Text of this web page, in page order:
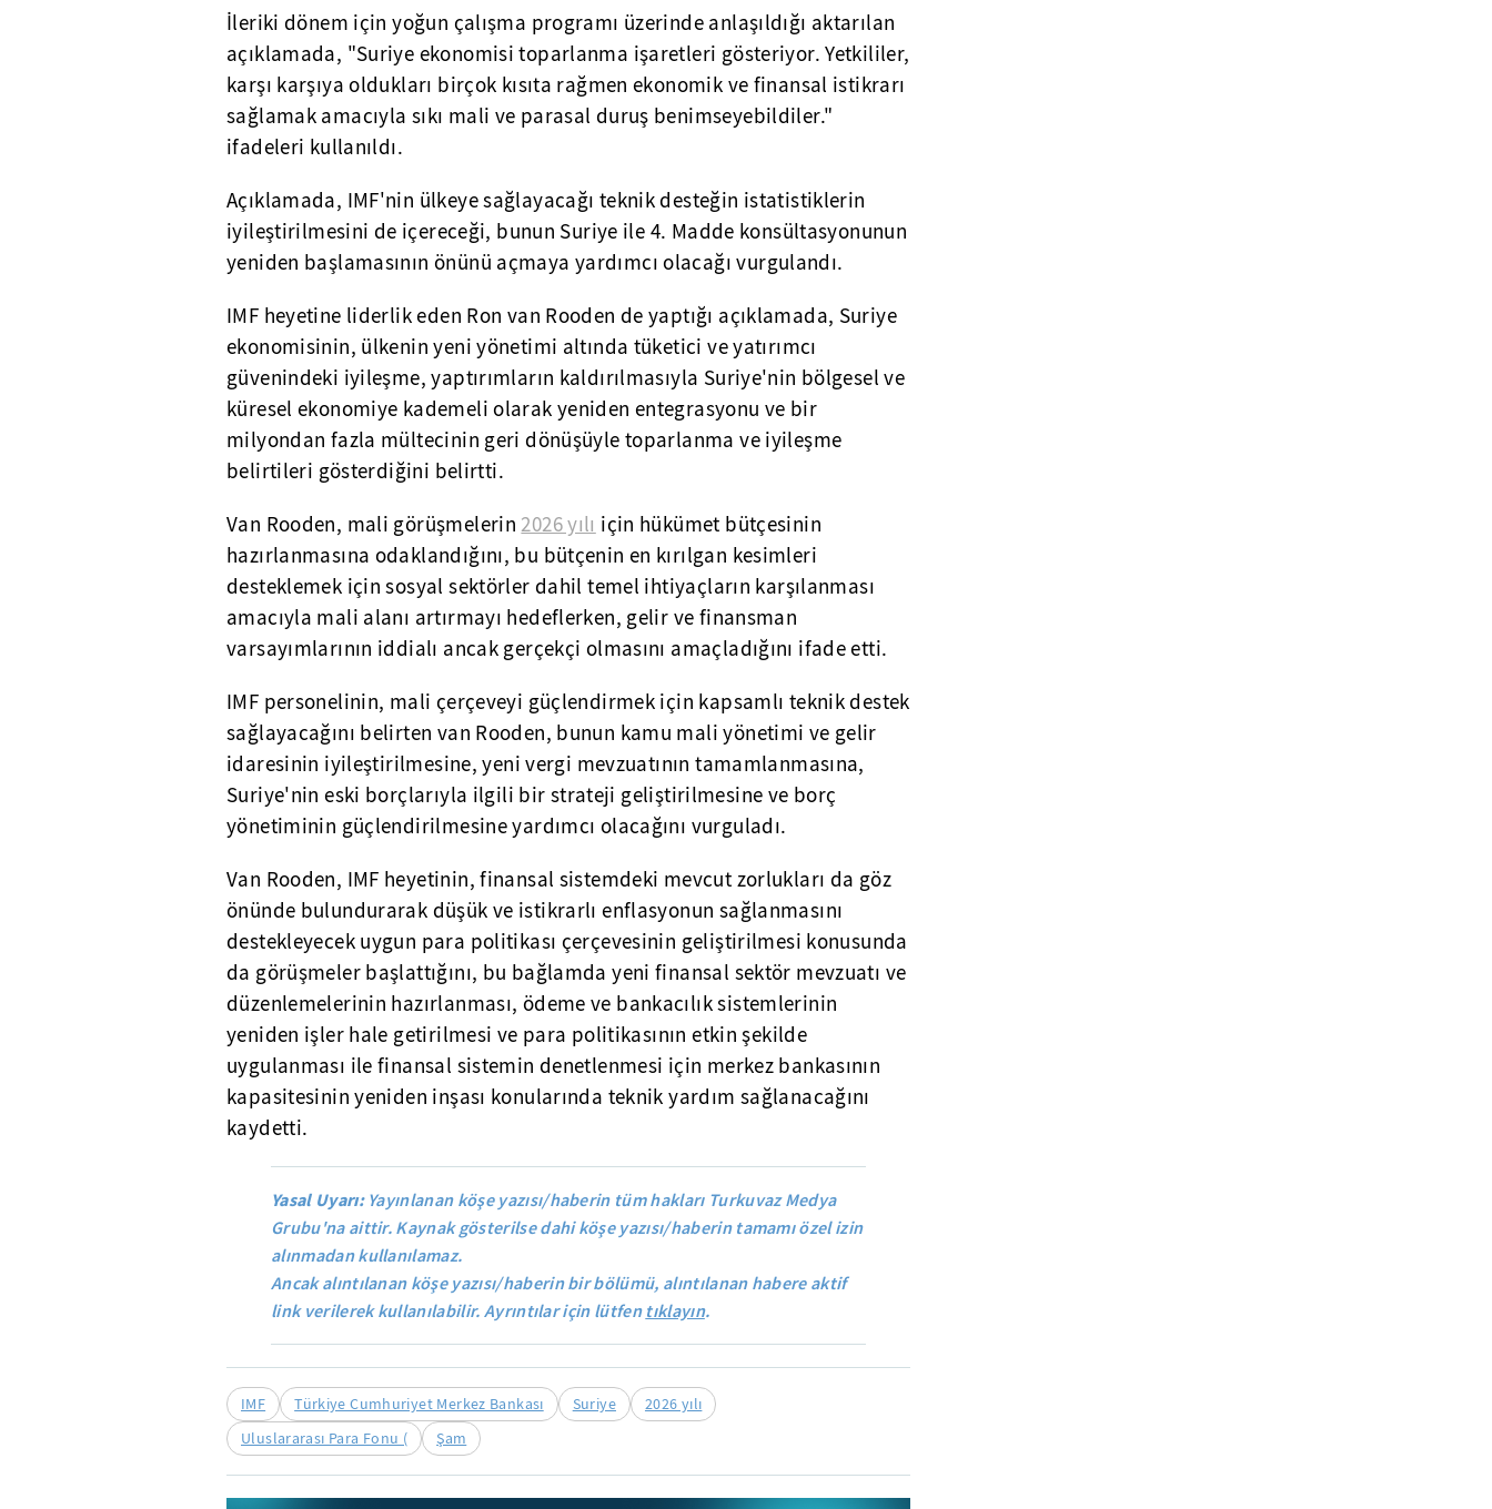
İleriki dönem için yoğun çalışma programı üzerinde anlaşıldığı aktarılan
açıklamada, "Suriye ekonomisi toparlanma işaretleri gösteriyor. Yetkililer,
karşı karşıya oldukları birçok kısıta rağmen ekonomik ve finansal istikrarı
sağlamak amacıyla sıkı mali ve parasal duruş benimseyebildiler."
ifadeleri kullanıldı.
Açıklamada, IMF'nin ülkeye sağlayacağı teknik desteğin istatistiklerin
iyileştirilmesini de içereceği, bunun Suriye ile 4. Madde konsültasyonunun
yeniden başlamasının önünü açmaya yardımcı olacağı vurgulandı.
IMF heyetine liderlik eden Ron van Rooden de yaptığı açıklamada, Suriye
ekonomisinin, ülkenin yeni yönetimi altında tüketici ve yatırımcı
güvenindeki iyileşme, yaptırımların kaldırılmasıyla Suriye'nin bölgesel ve
küresel ekonomiye kademeli olarak yeniden entegrasyonu ve bir
milyondan fazla mültecinin geri dönüşüyle toparlanma ve iyileşme
belirtileri gösterdiğini belirtti.
Van Rooden, mali görüşmelerin 2026 yılı için hükümet bütçesinin
hazırlanmasına odaklandığını, bu bütçenin en kırılgan kesimleri
desteklemek için sosyal sektörler dahil temel ihtiyaçların karşılanması
amacıyla mali alanı artırmayı hedeflerken, gelir ve finansman
varsayımlarının iddialı ancak gerçekçi olmasını amaçladığını ifade etti.
IMF personelinin, mali çerçeveyi güçlendirmek için kapsamlı teknik destek
sağlayacağını belirten van Rooden, bunun kamu mali yönetimi ve gelir
idaresinin iyileştirilmesine, yeni vergi mevzuatının tamamlanmasına,
Suriye'nin eski borçlarıyla ilgili bir strateji geliştirilmesine ve borç
yönetiminin güçlendirilmesine yardımcı olacağını vurguladı.
Van Rooden, IMF heyetinin, finansal sistemdeki mevcut zorlukları da göz
önünde bulundurarak düşük ve istikrarlı enflasyonun sağlanmasını
destekleyecek uygun para politikası çerçevesinin geliştirilmesi konusunda
da görüşmeler başlattığını, bu bağlamda yeni finansal sektör mevzuatı ve
düzenlemelerinin hazırlanması, ödeme ve bankacılık sistemlerinin
yeniden işler hale getirilmesi ve para politikasının etkin şekilde
uygulanması ile finansal sistemin denetlenmesi için merkez bankasının
kapasitesinin yeniden inşası konularında teknik yardım sağlanacağını
kaydetti.
Yasal Uyarı:Yayınlanan köşe yazısı/haberin tüm hakları Turkuvaz Medya
Grubu'na aittir. Kaynak gösterilse dahi köşe yazısı/haberin tamamı özel izin
alınmadan kullanılamaz.
Ancak alıntılanan köşe yazısı/haberin bir bölümü, alıntılanan habere aktif
link verilerek kullanılabilir. Ayrıntılar için lütfentıklayın.
IMF Türkiye Cumhuriyet Merkez Bankası Suriye
2026 yılı
Uluslararası Para Fonu (
Şam